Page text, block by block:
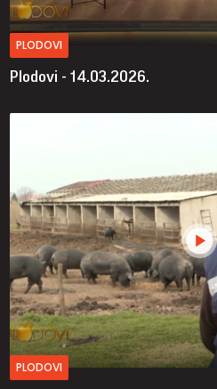
PLODOVI
Plodovi - 14.03.2026.
PLODOVI